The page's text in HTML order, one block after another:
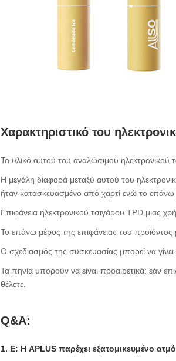
Χαρακτηριστικό του
Το υλικό αυτού του αναλώσιμου ηλεκτρονικού
Η μεγάλη διαφορά μεταξύ αυτού του
ήταν κατασκευασμένο από χαρτί ενώ το
Επιφάνεια ηλεκτρονικού τσιγάρου TPD μιας
Το επάνω μέρος της επιφάνειας του
Ο σχεδιασμός της συσκευασίας μπορεί να
Τα πηνία μπορούν να είναι προαιρετικά: εάν
θέλετε.
Q&A:
1. Ε: Η APLUS παρέχει εξατομικευμένο